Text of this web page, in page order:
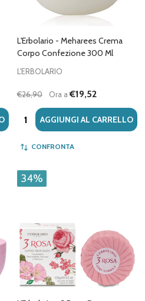
L'Erbolario - Meharees Crema
Corpo Confezione 300 Ml
L'ERBOLARIO
€26,90 Ora a€19,52
Quantità:AGGIUNGI AL CARRELLO
CONFRONTA
34%